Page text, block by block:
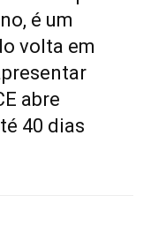
é um
volta em
abre
40 dias